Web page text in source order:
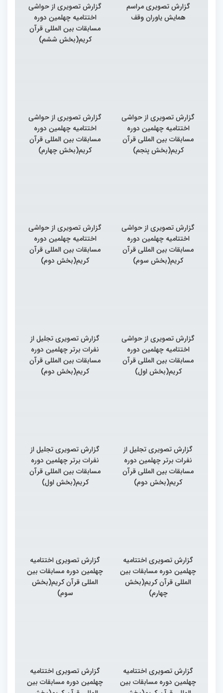
گزارش تصویری مراسم
همایش یاوران وقف
گزارش تصویری از حواشی
اختتامیه چهلمین دوره
مسابقات بین المللی قرآن
کریم(بخش ششم)
گزارش تصویری از حواشی
اختتامیه چهلمین دوره
مسابقات بین المللی قرآن
کریم(بخش پنجم)
گزارش تصویری از حواشی
اختتامیه چهلمین دوره
مسابقات بین المللی قرآن
کریم(بخش چهارم)
گزارش تصویری از حواشی
اختتامیه چهلمین دوره
مسابقات بین المللی قرآن
کریم(بخش سوم)
گزارش تصویری از حواشی
اختتامیه چهلمین دوره
مسابقات بین المللی قرآن
کریم(بخش دوم)
گزارش تصویری از حواشی
اختتامیه چهلمین دوره
مسابقات بین المللی قرآن
کریم(بخش اول)
گزارش تصویری تجلیل از
نفرات برتر چهلمین دوره
مسابقات بین المللی قرآن
کریم(بخش دوم)
گزارش تصویری تجلیل از
نفرات برتر چهلمین دوره
مسابقات بین المللی قرآن
کریم(بخش دوم)
گزارش تصویری تجلیل از
نفرات برتر چهلمین دوره
مسابقات بین المللی قرآن
کریم(بخش اول)
گزارش تصویری اختتامیه
چهلمین دوره مسابقات بین
المللی قرآن کریم(بخش
چهارم)
گزارش تصویری اختتامیه
چهلمین دوره مسابقات بین
المللی قرآن کریم(بخش
سوم)
گزارش تصویری اختتامیه
چهلمین دوره مسابقات بین
گزارش تصویری اختتامیه
چهلمین دوره مسابقات بین